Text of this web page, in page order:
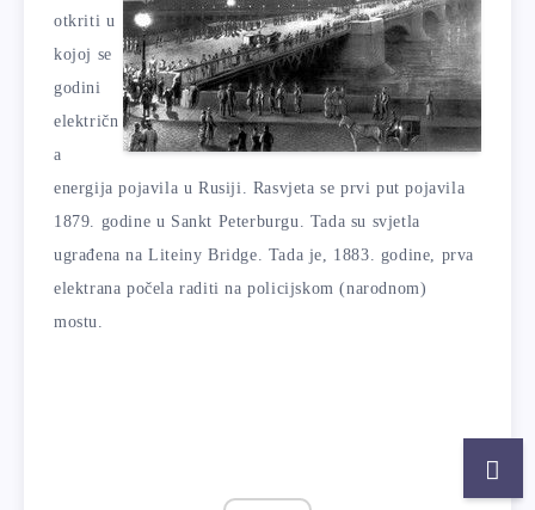
otkriti u
kojoj se
godini
električn
a
energija pojavila u Rusiji. Rasvjeta se prvi put pojavila
1879. godine u Sankt Peterburgu. Tada su svjetla
ugrađena na Liteiny Bridge. Tada je, 1883. godine, prva
elektrana počela raditi na policijskom (narodnom)
mostu.